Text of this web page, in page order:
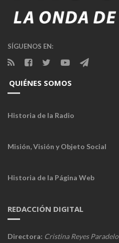
SÍGUENOS EN:
QUIÉNES SOMOS
Historia de la Radio
Misión, Visión y Objeto Social
Historia de la Página Web
REDACCIÓN DIGITAL
Directora: Cristina Reyes Paradelo